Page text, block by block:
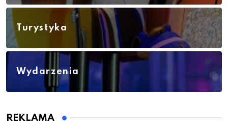
Turystyka
Wydarzenia
REKLAMA